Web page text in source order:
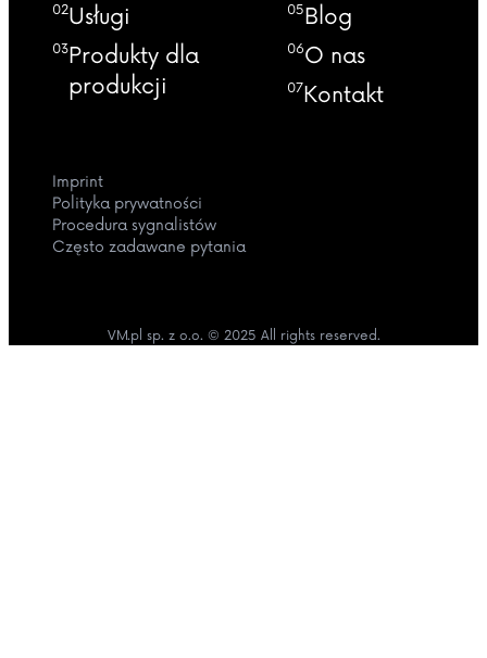
02Usługi
03 Produkty dla
produkcji
05 Blog
06O nas
07 Kontakt
Imprint
Polityka prywatności
Procedura sygnalistów
Często zadawane pytania
VM.pl sp. z o.o. © 2025 All rights reserved.